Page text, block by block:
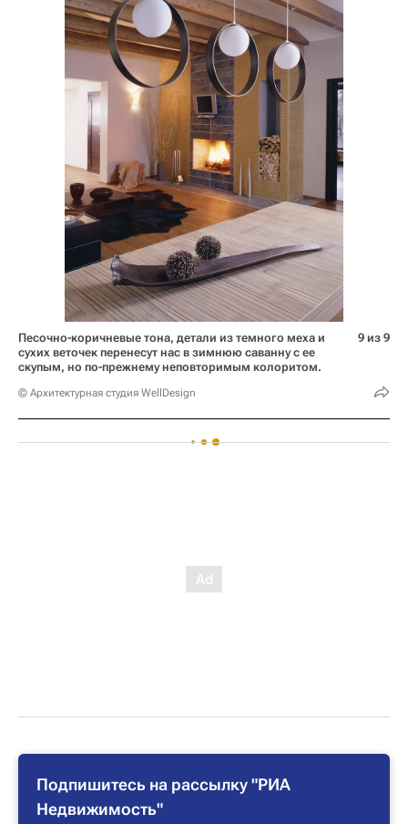
Песочно-коричневые тона, детали из темного меха и
сухих веточек перенесут нас в зимнюю саванну с ее
скупым, но по-прежнему неповторимым колоритом.
© Архитектурная студия WellDesign
9 из 9
Подпишитесь на рассылку "РИА
Недвижимость"